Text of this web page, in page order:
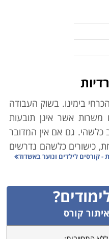
בימינו. בשוק העבודה
משרות אשר אינן תובעות
גם אם אין המדובר
כישורים כלשהם נדרשים
במשימות טכנולוגיות
בתחום יגביל משמעותית את
גם מי ש"לא מתחבר"
שיאפשרו לו פעילות
- קורסים לילדים ונוער באשדוד
קורס